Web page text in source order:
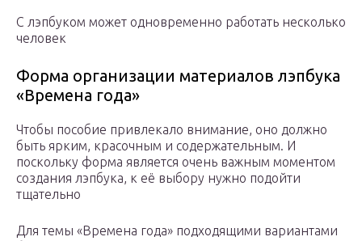
С лэпбуком может одновременно работать несколько
человек
Форма организации материалов лэпбука
«Времена года»
Чтобы пособие привлекало внимание, оно должно
быть ярким, красочным и содержательным. И
поскольку форма является очень важным моментом
создания лэпбука, к её выбору нужно подойти
тщательно
Для темы «Времена года» подходящими вариантами